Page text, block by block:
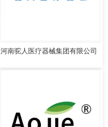
河南驼人医疗器械集团有限公司